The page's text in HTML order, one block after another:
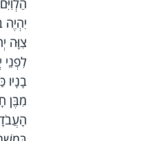
צִוָּה
מִבֶּן